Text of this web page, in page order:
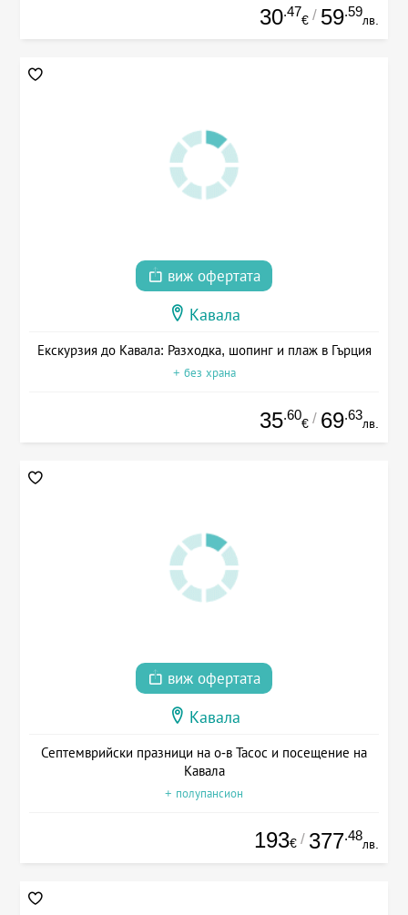
30.47
€ / 59.59
лв.
виж офертата
Кавала
Екскурзия до Кавала: Разходка, шопинг и плаж в Гърция
+ без храна
35.60
€ / 69.63
лв.
виж офертата
Кавала
Септемврийски празници на о-в Тасос и посещение на
Кавала
+ полупансион
193€ / 377.48
лв.